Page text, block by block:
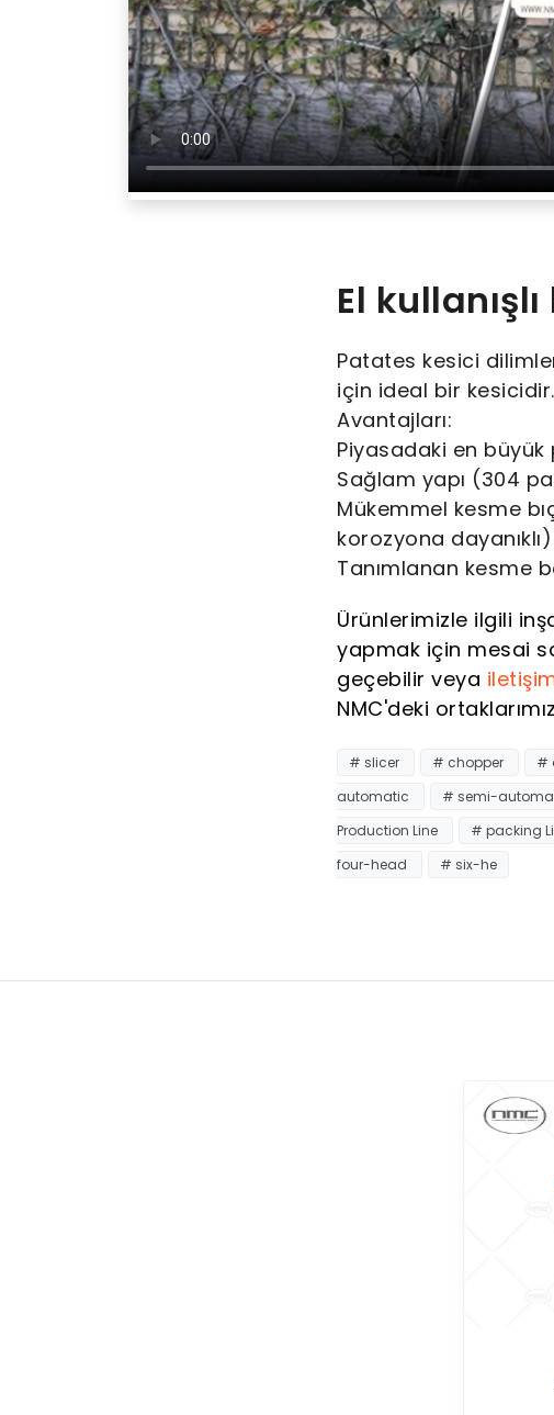
El
Patates kesici
için ideal bir kesicidir.
Avantajları:
Piyasadaki en
Sağlam yapı (304
Mükemmel kesme
korozyona
Tanımlanan kesme
Ürünlerimizle ilgili
yapmak için mesai
geçebilir veya
NMC'deki
# slicer # chopper #
automatic
# semi-
Production Line
# packing
four-head
# six-he